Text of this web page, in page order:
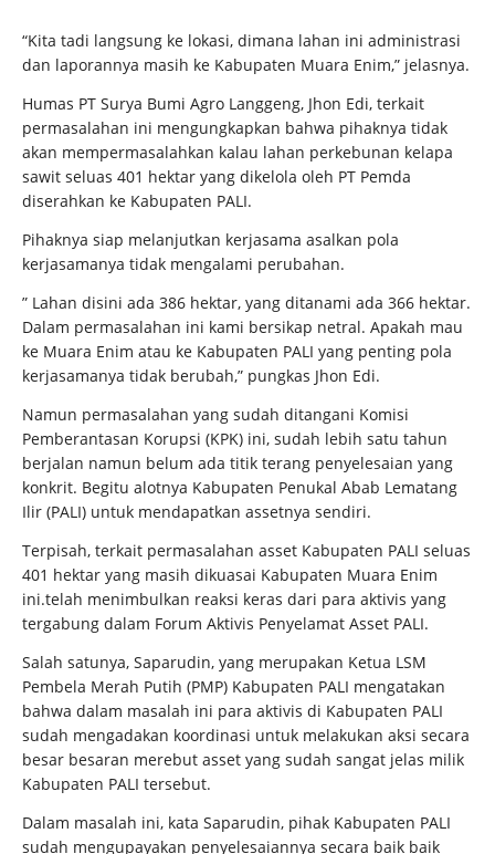
“Kita tadi langsung ke lokasi, dimana lahan ini administrasi
dan laporannya masih ke Kabupaten Muara Enim,” jelasnya.
Humas PT Surya Bumi Agro Langgeng, Jhon Edi, terkait
permasalahan ini mengungkapkan bahwa pihaknya tidak
akan mempermasalahkan kalau lahan perkebunan kelapa
sawit seluas 401 hektar yang dikelola oleh PT Pemda
diserahkan ke Kabupaten PALI.
Pihaknya siap melanjutkan kerjasama asalkan pola
kerjasamanya tidak mengalami perubahan.
” Lahan disini ada 386 hektar, yang ditanami ada 366 hektar.
Dalam permasalahan ini kami bersikap netral. Apakah mau
ke Muara Enim atau ke Kabupaten PALI yang penting pola
kerjasamanya tidak berubah,” pungkas Jhon Edi.
Namun permasalahan yang sudah ditangani Komisi
Pemberantasan Korupsi (KPK) ini, sudah lebih satu tahun
berjalan namun belum ada titik terang penyelesaian yang
konkrit. Begitu alotnya Kabupaten Penukal Abab Lematang
Ilir (PALI) untuk mendapatkan assetnya sendiri.
Terpisah, terkait permasalahan asset Kabupaten PALI seluas
401 hektar yang masih dikuasai Kabupaten Muara Enim
ini.telah menimbulkan reaksi keras dari para aktivis yang
tergabung dalam Forum Aktivis Penyelamat Asset PALI.
Salah satunya, Saparudin, yang merupakan Ketua LSM
Pembela Merah Putih (PMP) Kabupaten PALI mengatakan
bahwa dalam masalah ini para aktivis di Kabupaten PALI
sudah mengadakan koordinasi untuk melakukan aksi secara
besar besaran merebut asset yang sudah sangat jelas milik
Kabupaten PALI tersebut.
Dalam masalah ini, kata Saparudin, pihak Kabupaten PALI
sudah mengupayakan penyelesaiannya secara baik baik